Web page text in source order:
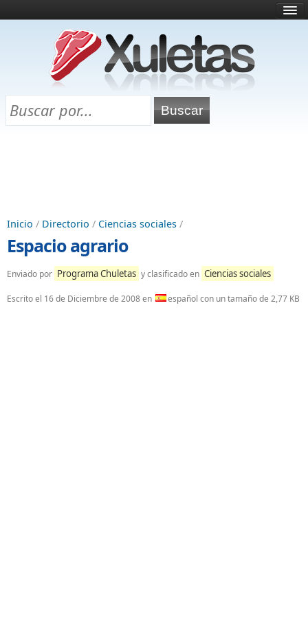
¿Qué es esto?
Directorio
Chuletas para exámenes
Inicio / Directorio / Ciencias sociales /
Espacio agrario
Enviado por Programa Chuletas y clasificado en Ciencias sociales
Escrito el 16 de Diciembre de 2008en español con un tamaño de 2,77 KB